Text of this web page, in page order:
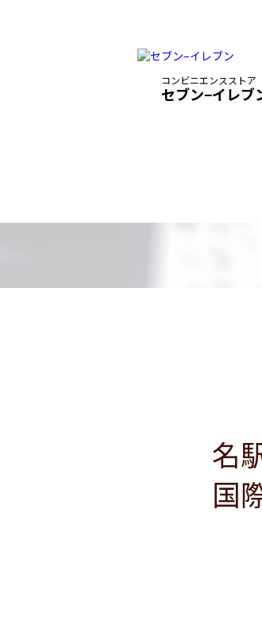
コンビニエンスストア
セブン−イレブ
名
国